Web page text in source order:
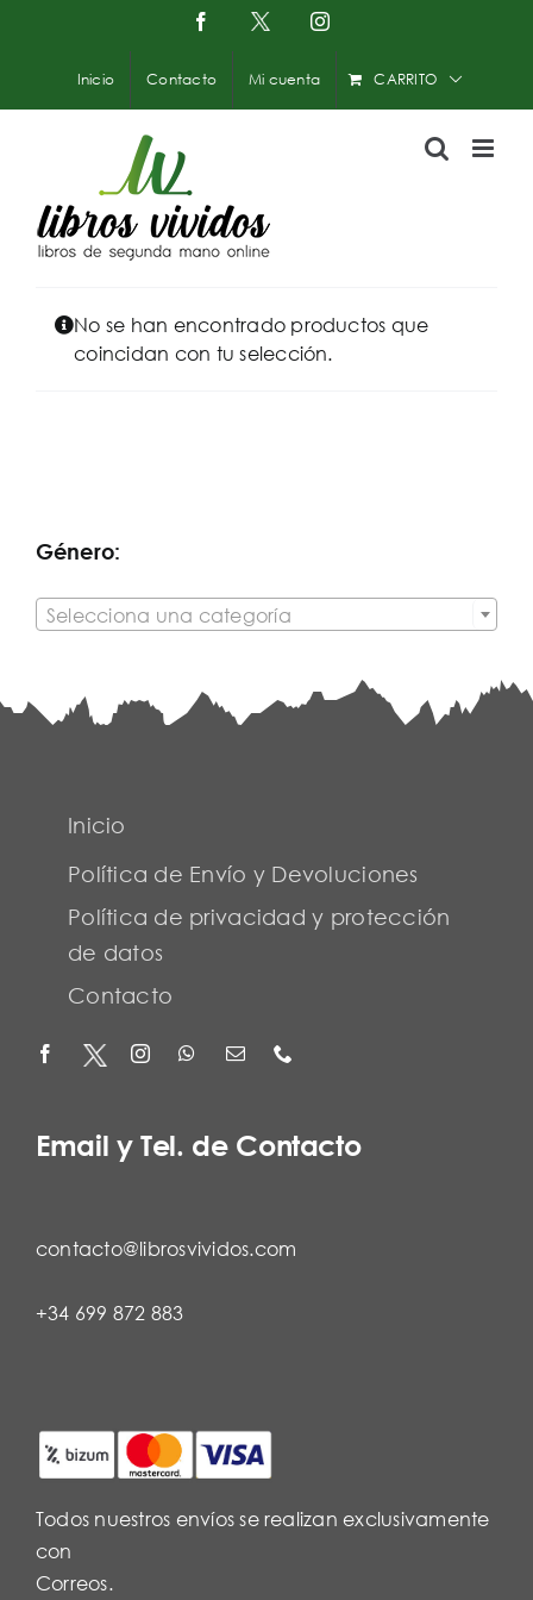
contenido
Facebook
X
Instagram
Inicio Contacto Mi cuenta CARRITO
No se han encontrado productos que
coincidan con tu selección.
Género:
Selecciona una categoría
Inicio
Política de Envío y Devoluciones
Política de privacidad y protección
de datos
Contacto
Email y Tel. de Contacto
contacto@librosvividos.com
+34 699 872 883
Todos nuestros envíos se realizan exclusivamente
con
Correos.